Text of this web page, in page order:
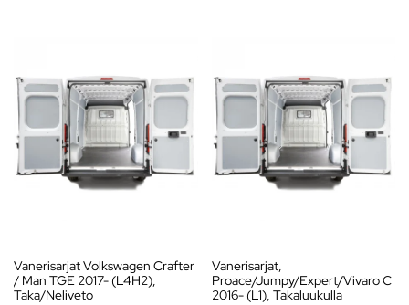
Vanerisarjat Volkswagen Crafter
/ Man TGE 2017- (L4H2),
Taka/Neliveto
Vanerisarjat,
Proace/Jumpy/Expert/Vivaro C
2016- (L1), Takaluukulla